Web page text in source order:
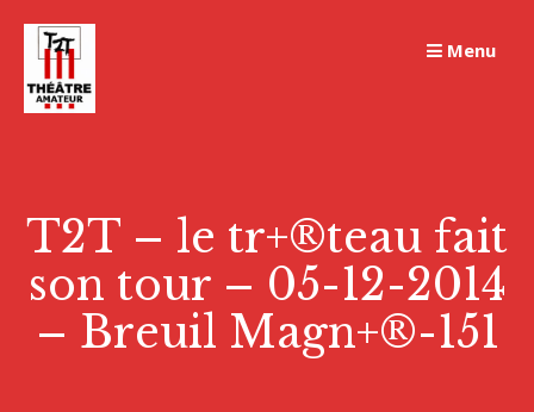
content
Menu
T2T – le tr+®teau fait
son tour – 05-12-2014
– Breuil Magn+®-151